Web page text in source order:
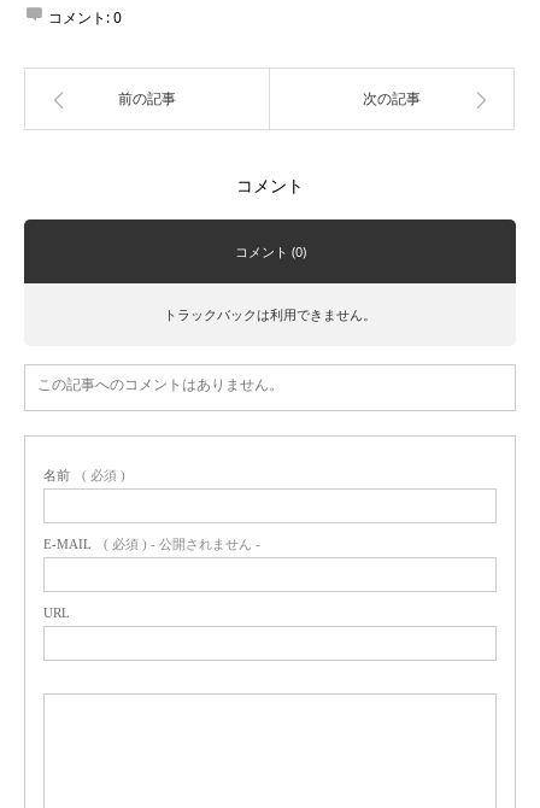
コメント:0
前の記事 次の記事
コメント
コメント (0)
トラックバックは利用できません。
この記事へのコメントはありません。
名前 ( 必須 )
E-MAIL ( 必須 ) - 公開されません -
URL